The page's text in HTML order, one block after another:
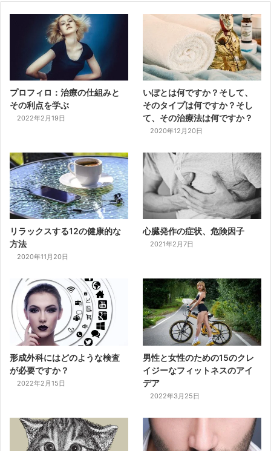
プロフィロ：治療の仕組みと
その利点を学ぶ
2022年2月19日
いぼとは何ですか？そして、
そのタイプは何ですか？そし
て、その治療法は何ですか？
2020年12月20日
リラックスする12の健康的な
方法
2020年11月20日
心臓発作の症状、危険因子
2021年2月7日
形成外科にはどのような検査
が必要ですか？
2022年2月15日
男性と女性のための15のクレ
イジーなフィットネスのアイ
デア
2022年3月25日